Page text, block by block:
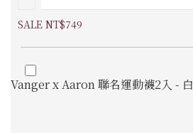
SALE NT$749
Vanger x Aaron 聯名運動襪2入 - 白